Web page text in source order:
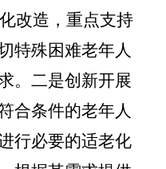
改造，重点支持
特殊困难老年人
。 二是创新开展
合条件的老年人
行必要的适老化